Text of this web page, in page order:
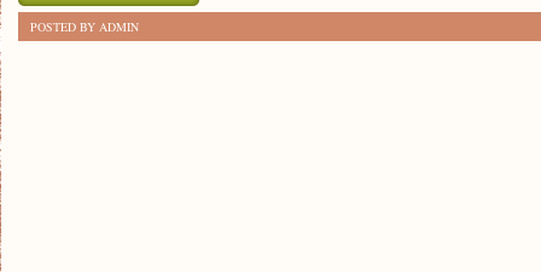
POSTED BY ADMIN